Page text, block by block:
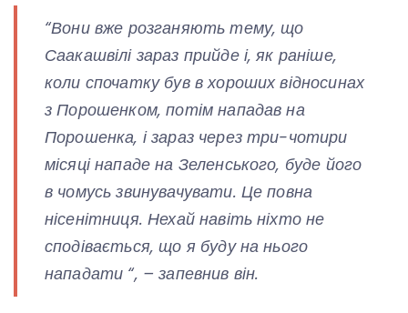
“Вони вже розганяють тему, що
Саакашвілі зараз прийде і, як раніше,
коли спочатку був в хороших відносинах
з Порошенком, потім нападав на
Порошенка, і зараз через три-чотири
місяці нападе на Зеленського, буде його
в чомусь звинувачувати. Це повна
нісенітниця. Нехай навіть ніхто не
сподівається, що я буду на нього
нападати “, – запевнив він.